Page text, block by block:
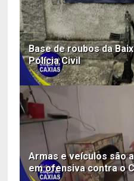
Base de roubos da
Polícia Civil
Armas e veículos são
em ofensiva contra o